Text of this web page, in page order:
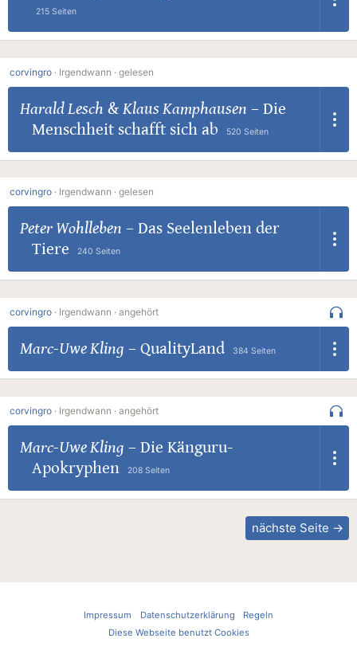
215 Seiten
corvingro · Irgendwann · gelesen
Harald Lesch & Klaus Kamphausen – Die
Menschheit schafft sich ab
520 Seiten
corvingro · Irgendwann · gelesen
Peter Wohlleben – Das Seelenleben der
Tiere
240 Seiten
corvingro · Irgendwann · angehört
Marc-Uwe Kling – QualityLand 384 Seiten
corvingro · Irgendwann · angehört
Marc-Uwe Kling – Die Känguru-
Apokryphen
208 Seiten
nächste Seite →
Impressum Datenschutzerklärung
Regeln
Diese Webseite benutzt Cookies